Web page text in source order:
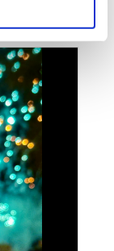
it for
is processed
.
beste,
eta eduki
edukia
eta
zertarako